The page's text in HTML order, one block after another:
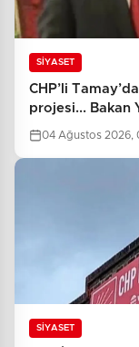
SİYASET
CHP’li
projesi... Bakan
çağrısı
04 Ağustos 2026,
SİYASET